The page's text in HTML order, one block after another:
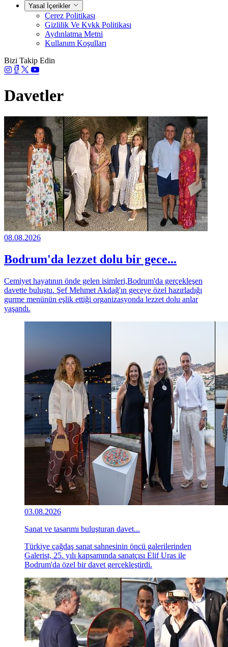
Yasal İçerikler
Çerez Politikası
Gizlilik Ve Kvkk Politikası
Aydınlatma Metni
Kullanım Koşulları
Bizi Takip Edin
Davetler
08.08.2026
Bodrum'da lezzet dolu bir gece...
Cemiyet hayatının önde gelen isimleri,Bodrum'da gerçekleşen
davette buluştu. Şef Mehmet Akdağ'ın geceye özel hazırladığı
gurme menünün eşlik ettiği organizasyonda lezzet dolu anlar
yaşandı.
03.08.2026
Sanat ve tasarımı buluşturan davet...
Türkiye çağdaş sanat sahnesinin öncü galerilerinden
Galerist, 25. yılı kapsamında sanatçısı Elif Uras ile
Bodrum'da özel bir davet gerçekleştirdi.